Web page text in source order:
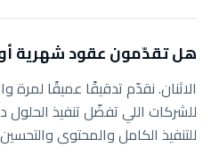
هل تقدّمون عقود شهرية
الاثنان. نقدّم تدقيقًا عميقًا
للتنفيذ الكامل والمحتوى